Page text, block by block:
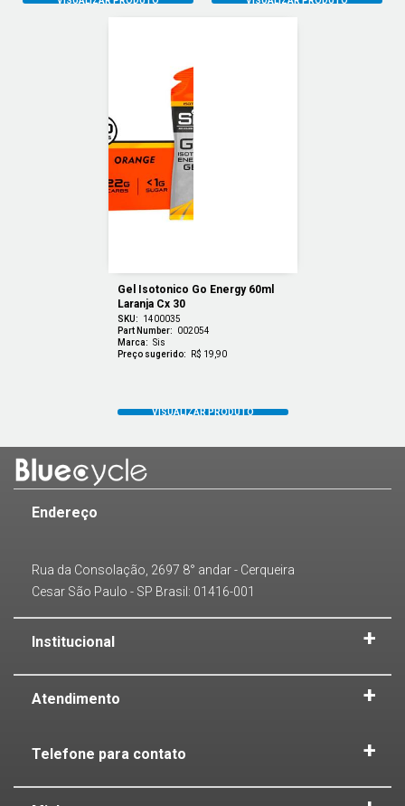
Gel Isotonico Go Energy 60ml
Laranja Cx 30
SKU:
1400035
Part Number:
002054
Marca: Sis
Preço sugerido:
R$ 19,90
Endereço
Rua da Consolação, 2697 8° andar - Cerqueira
Cesar São Paulo - SP Brasil: 01416-001
Institucional
Atendimento
Telefone para contato